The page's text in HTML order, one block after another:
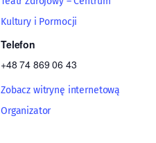
Kultury i Pormocji
Telefon
+48 74 869 06 43
Zobacz witrynę internetową
Organizator